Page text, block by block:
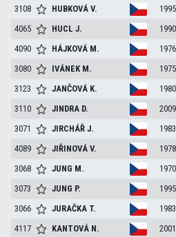
3108
HUBKOVÁV. 1995
4065
HUCLJ. 1990
4090
HÁJKOVÁ M. 1976
3080
IVÁNEK M. 1975
3123
JANČOVÁ K. 1980
3110
JINDRA D. 2009
3071
JIRCHÁŘJ. 1983
4089
JIŘINOVÁV. 1978
3068
JUNG M. 1970
3073
JUNG P. 1995
3066
JURAČKA T. 1983
4117
KANTOVÁ N. 2001